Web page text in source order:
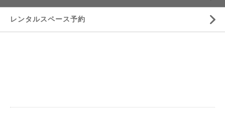
レンタルスペース予約